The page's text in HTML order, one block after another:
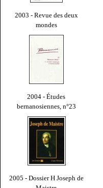
2003 - Revue des deux
mondes
2004 - Études
bernanosiennes, n°23
2005 - Dossier H Joseph de